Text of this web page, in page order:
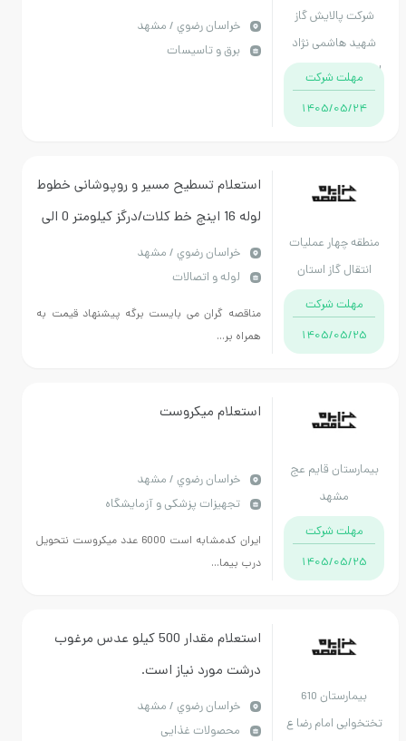
پالایش گاز
هاشمی نژاد
خراسان رضوی
مهلت شرکت
1405/05/24
خراسان رضوي / مشهد
برق و تاسیسات
چهار عملیات
گاز استان
خراسان رضوی
مهلت شرکت
1405/05/25
استعلام تسطیح مسیر و روپوشانی خطوط
لوله 16 اینچ خط کلات/درگز کیلومتر 0 الی
190در محدوده مرکز بهره برداری مشهد و
فرعی خانگیران
خراسان رضوي / مشهد
لوله و اتصالات
مناقصه گران می بایست برگه پیشنهاد قیمت به
همراه بر...
قایم عج
مهلت شرکت
1405/05/25
استعلام میکروست
خراسان رضوي / مشهد
تجهیزات پزشکی و آزمایشگاه
ایران کدمشابه است 6000 عدد میکروست نتحویل
درب بیما...
بیمارستان 610
امام رضا ع
استعلام مقدار 500 کیلو عدس مرغوب
درشت مورد نیاز است.
خراسان رضوي / مشهد
محصولات غذایی